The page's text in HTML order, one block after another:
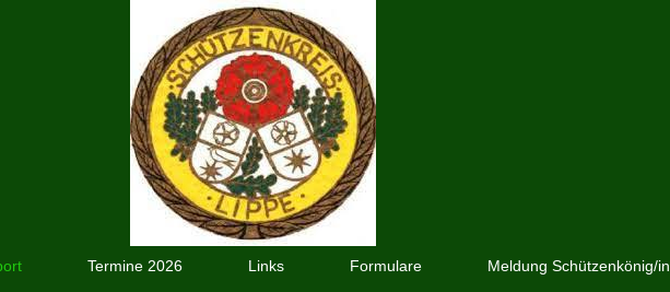
Termine 2026 Links Formulare Meldung Schützenkönig/in